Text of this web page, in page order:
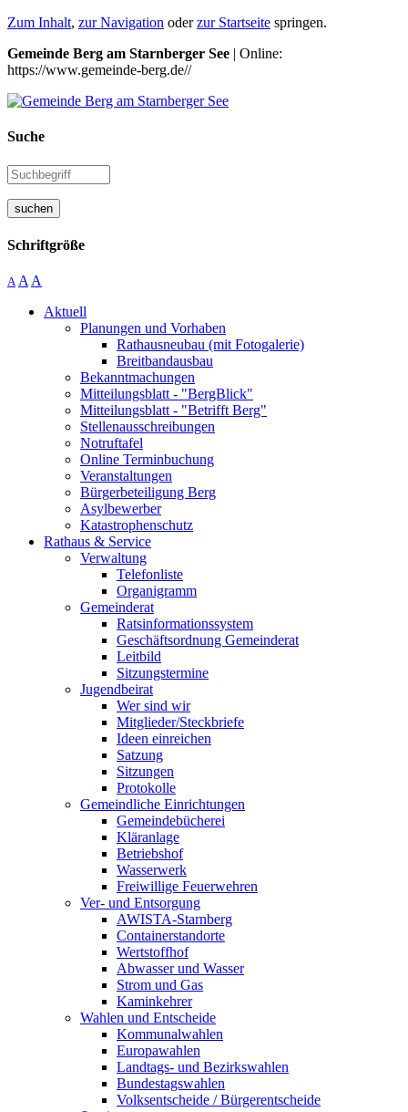
Zum Inhalt, zur Navigation oderzur Startseite springen.
Gemeinde Berg am Starnberger See | Online:
https://www.gemeinde-berg.de//
Suche
suchen
Schriftgröße
A A A
Aktuell
Planungen und Vorhaben
Rathausneubau (mit Fotogalerie)
Breitbandausbau
Bekanntmachungen
Mitteilungsblatt - "BergBlick"
Mitteilungsblatt - "Betrifft Berg"
Stellenausschreibungen
Notruftafel
Online Terminbuchung
Veranstaltungen
Bürgerbeteiligung Berg
Asylbewerber
Katastrophenschutz
Rathaus & Service
Verwaltung
Telefonliste
Organigramm
Gemeinderat
Ratsinformationssystem
Geschäftsordnung Gemeinderat
Leitbild
Sitzungstermine
Jugendbeirat
Wer sind wir
Mitglieder/Steckbriefe
Ideen einreichen
Satzung
Sitzungen
Protokolle
Gemeindliche Einrichtungen
Gemeindebücherei
Kläranlage
Betriebshof
Wasserwerk
Freiwillige Feuerwehren
Ver- und Entsorgung
AWISTA-Starnberg
Containerstandorte
Wertstoffhof
Abwasser und Wasser
Strom und Gas
Kaminkehrer
Wahlen und Entscheide
Kommunalwahlen
Europawahlen
Landtags- und Bezirkswahlen
Bundestagswahlen
Volksentscheide / Bürgerentscheide